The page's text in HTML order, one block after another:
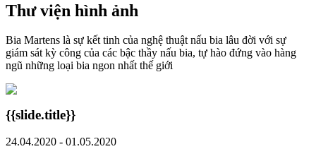
Thư viện hình ảnh
Bia Martens là sự kết tinh của nghệ thuật nấu bia lâu đời với sự
giám sát kỳ công của các bậc thầy nấu bia, tự hào đứng vào hàng
ngũ những loại bia ngon nhất thế giới
{{slide.title}}
24.04.2020 - 01.05.2020